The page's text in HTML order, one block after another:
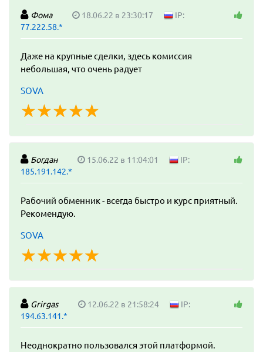
Фома 18.06.22 в 23:30:17
IP:
77.222.58.*
Даже на крупные сделки, здесь комиссия
небольшая, что очень радует
SOVA
☆☆☆☆☆
★★★★★
Богдан 15.06.22 в 11:04:01
IP:
185.191.142.*
Рабочий обменник - всегда быстро и курс приятный.
Рекомендую.
SOVA
☆☆☆☆☆
★★★★★
Grirgas 12.06.22 в 21:58:24
IP:
194.63.141.*
Неоднократно пользовался этой платформой.